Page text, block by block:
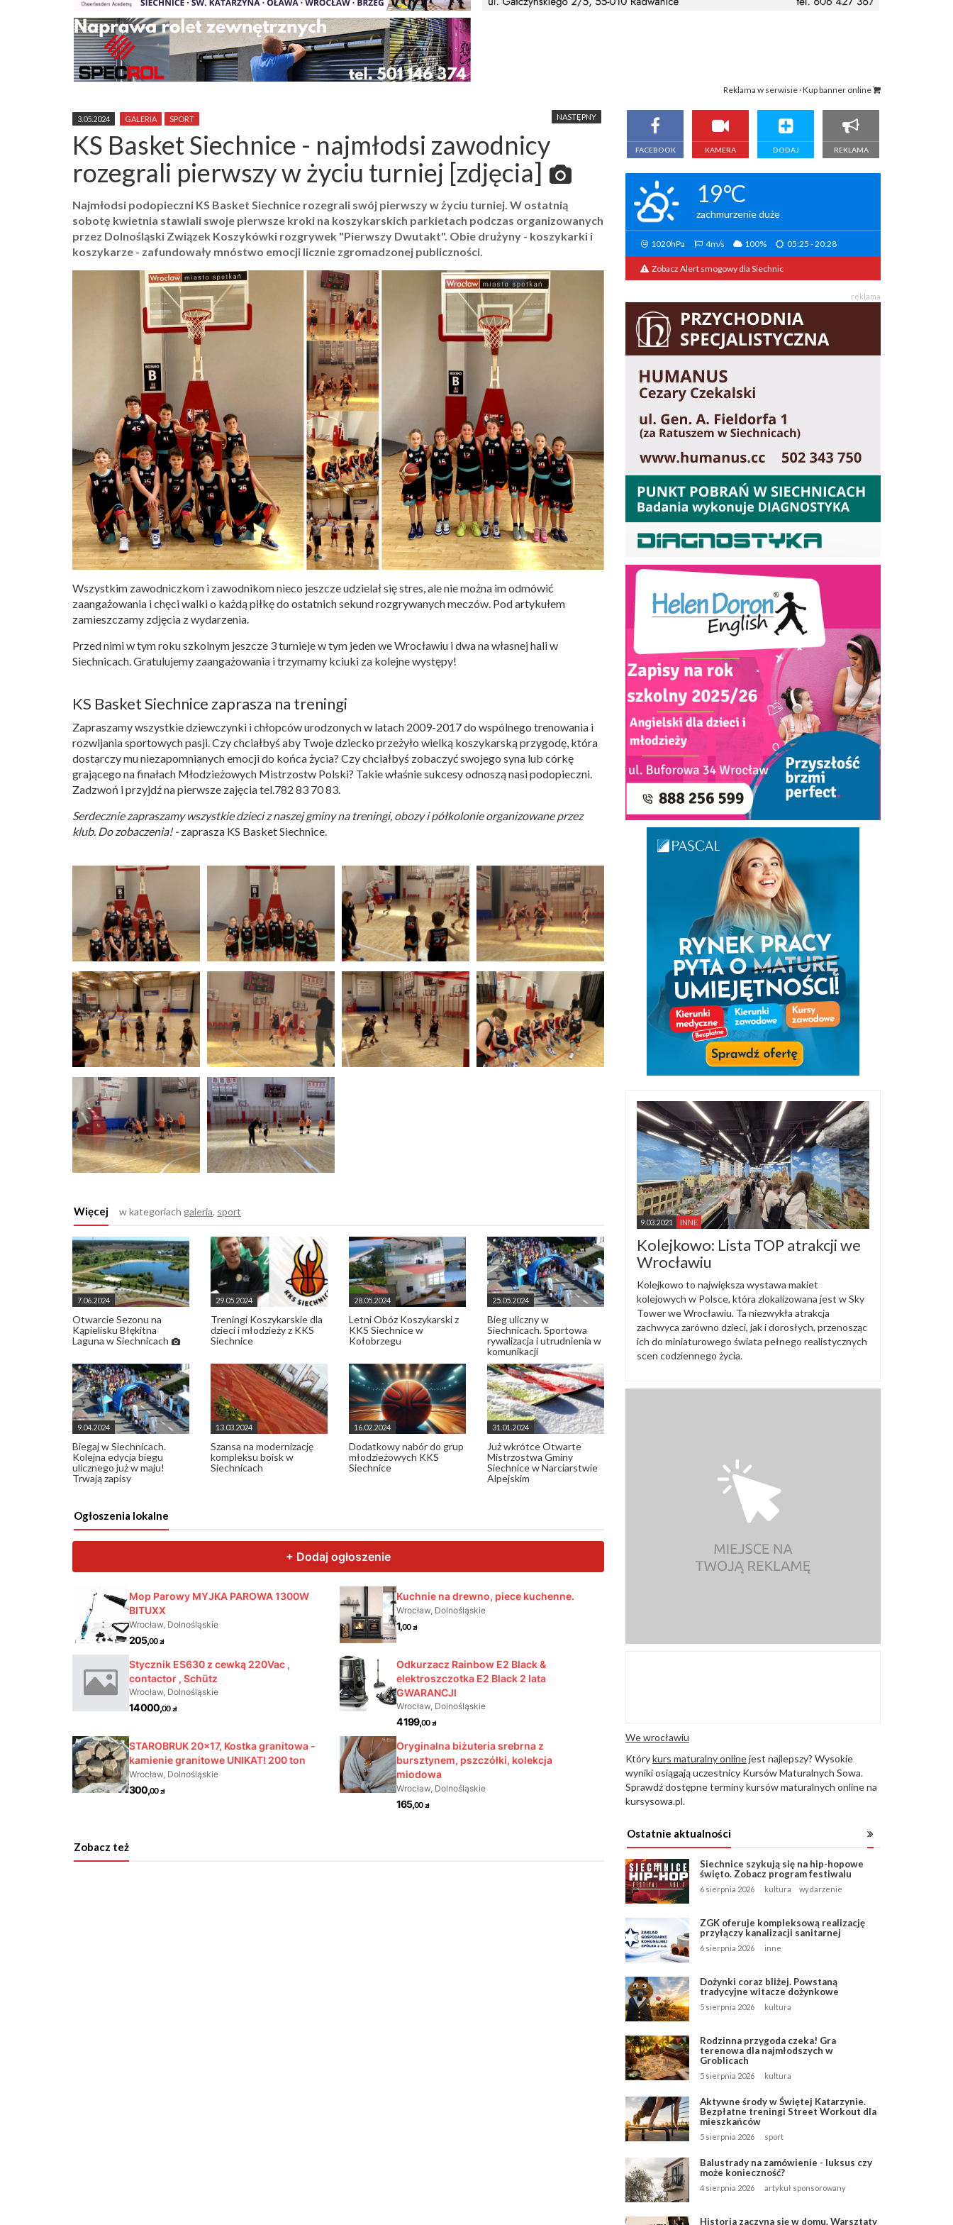
Reklama w serwisie · Kup banner online
NASTĘPNY
3.05.2024 GALERIA SPORT
KS Basket Siechnice - najmłodsi zawodnicy
rozegrali pierwszy w życiu turniej [zdjęcia]
Najmłodsi podopieczni KS Basket Siechnice rozegrali swój pierwszy w życiu turniej. W ostatnią
sobotę kwietnia stawiali swoje pierwsze kroki na koszykarskich parkietach podczas organizowanych
przez Dolnośląski Związek Koszykówki rozgrywek "Pierwszy Dwutakt". Obie drużyny - koszykarki i
koszykarze - zafundowały mnóstwo emocji licznie zgromadzonej publiczności.
Wszystkim zawodniczkom i zawodnikom nieco jeszcze udzielał się stres, ale nie można im odmówić
zaangażowania i chęci walki o każdą piłkę do ostatnich sekund rozgrywanych meczów. Pod artykułem
zamieszczamy zdjęcia z wydarzenia.
Przed nimi w tym roku szkolnym jeszcze 3 turnieje w tym jeden we Wrocławiu i dwa na własnej hali w
Siechnicach. Gratulujemy zaangażowania i trzymamy kciuki za kolejne występy!
KS Basket Siechnice zaprasza na treningi
Zapraszamy wszystkie dziewczynki i chłopców urodzonych w latach 2009-2017 do wspólnego trenowania i
rozwijania sportowych pasji. Czy chciałbyś aby Twoje dziecko przeżyło wielką koszykarską przygodę, która
dostarczy mu niezapomnianych emocji do końca życia? Czy chciałbyś zobaczyć swojego syna lub córkę
grającego na finałach Młodzieżowych Mistrzostw Polski? Takie właśnie sukcesy odnoszą nasi podopieczni.
Zadzwoń i przyjdź na pierwsze zajęcia tel.782 83 70 83.
Serdecznie zapraszamy wszystkie dzieci z naszej gminy na treningi, obozy i półkolonie organizowane przez
klub. Do zobaczenia! - zaprasza KS Basket Siechnice.
Więcej w kategoriach galeria, sport
7.06.2024
Otwarcie Sezonu na
Kąpielisku Błękitna
Laguna w Siechnicach
29.05.2024
Treningi Koszykarskie dla
dzieci i młodzieży z KKS
Siechnice
28.05.2024
Letni Obóz Koszykarski z
KKS Siechnice w
Kołobrzegu
25.05.2024
Bieg uliczny w
Siechnicach. Sportowa
rywalizacja i utrudnienia w
komunikacji
9.04.2024
Biegaj w Siechnicach.
Kolejna edycja biegu
ulicznego już w maju!
Trwają zapisy
13.03.2024
Szansa na modernizację
kompleksu boisk w
Siechnicach
16.02.2024
Dodatkowy nabór do grup
młodzieżowych KKS
Siechnice
31.01.2024
Już wkrótce Otwarte
Mistrzostwa Gminy
Siechnice w Narciarstwie
Alpejskim
Ogłoszenia lokalne
Zobacz też
FACEBOOK KAMERA DODAJ REKLAMA
19°C
zachmurzenie duże
1020hPa 4m/s 100% 05:25 - 20:28
Zobacz Alert smogowy dla Siechnic
reklama
9.03.2021 INNE
Kolejkowo: Lista TOP atrakcji we
Wrocławiu
Kolejkowo to największa wystawa makiet
kolejowych w Polsce, która zlokalizowana jest w Sky
Tower we Wrocławiu. Ta niezwykła atrakcja
zachwyca zarówno dzieci, jak i dorosłych, przenosząc
ich do miniaturowego świata pełnego realistycznych
scen codziennego życia.
We wrocławiu
Którykurs maturalny onlinejest najlepszy? Wysokie
wyniki osiągają uczestnicy Kursów Maturalnych Sowa.
Sprawdź dostępne terminy kursów maturalnych online na
kursysowa.pl.
Ostatnie aktualności
Siechnice szykują się na hip-hopowe
święto. Zobacz program festiwalu
6 sierpnia 2026 kultura wydarzenie
ZGK oferuje kompleksową realizację
przyłączy kanalizacji sanitarnej
6 sierpnia 2026 inne
Dożynki coraz bliżej. Powstaną
tradycyjne witacze dożynkowe
5 sierpnia 2026 kultura
Rodzinna przygoda czeka! Gra
terenowa dla najmłodszych w
Groblicach
5 sierpnia 2026 kultura
Aktywne środy w Świętej Katarzynie.
Bezpłatne treningi Street Workout dla
mieszkańców
5 sierpnia 2026 sport
Balustrady na zamówienie - luksus czy
może konieczność?
4 sierpnia 2026 artykuł sponsorowany
Historia zaczyna się w domu. Warsztaty